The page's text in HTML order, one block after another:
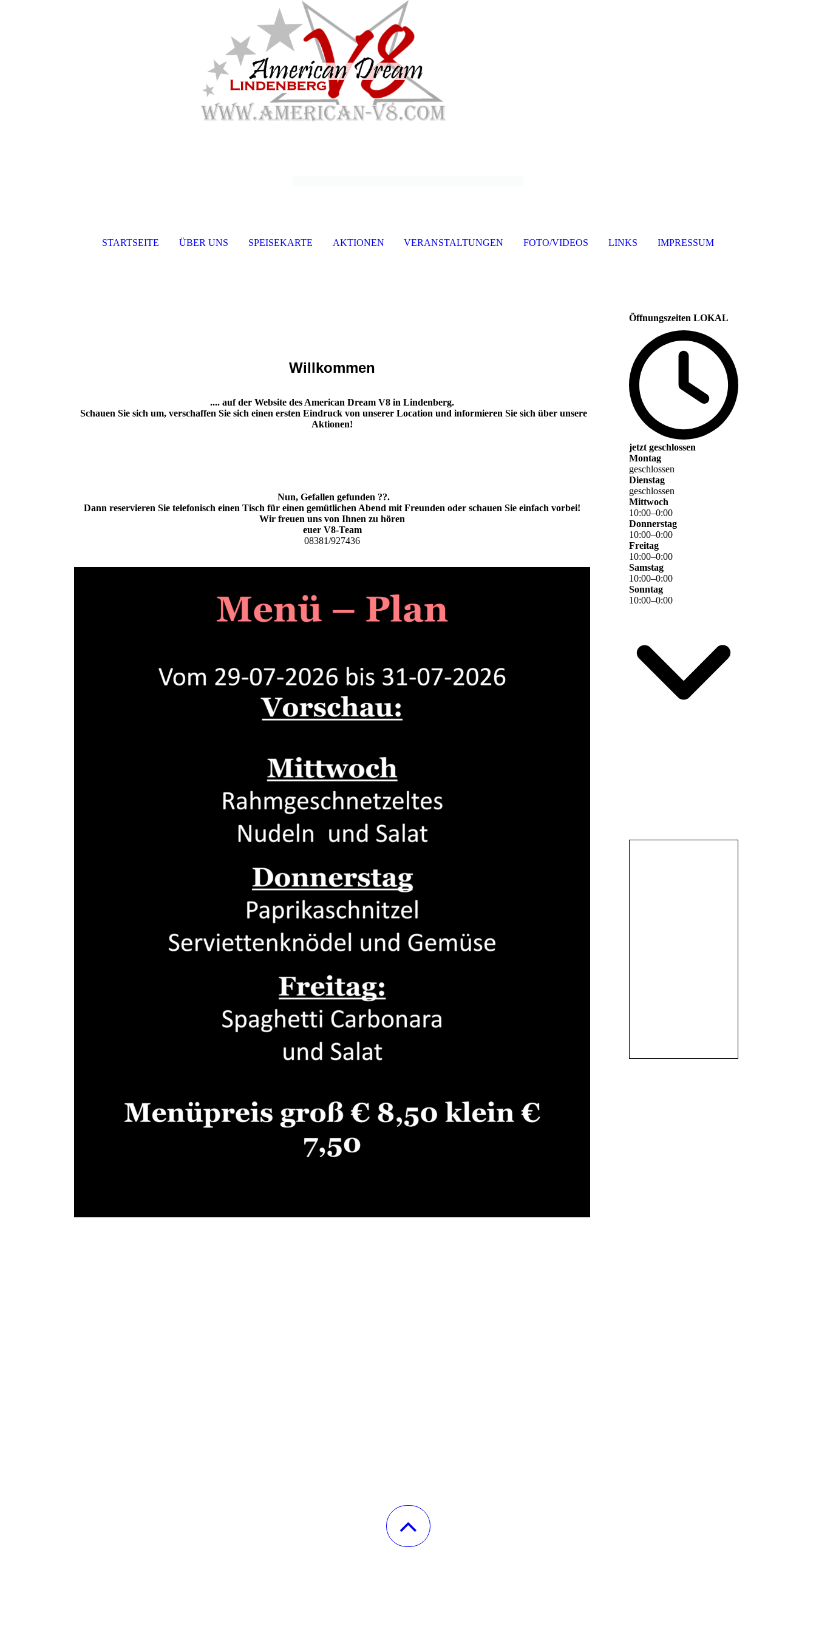
STARTSEITE ÜBER UNS SPEISEKARTE AKTIONEN VERANSTALTUNGEN FOTO/VIDEOS LINKS IMPRESSUM
Willkommen
.... auf der Website des American Dream V8 in Lindenberg.
Schauen Sie sich um, verschaffen Sie sich einen ersten Eindruck von unserer Location und informieren Sie sich über unsere
Aktionen!
Nun, Gefallen gefunden ??.
Dann reservieren Sie telefonisch einen Tisch für einen gemütlichen Abend mit Freunden oder schauen Sie einfach vorbei!
Wir freuen uns von Ihnen zu hören
euer V8-Team
08381/927436
Öffnungszeiten LOKAL
jetzt geschlossen
Montag
geschlossen
Dienstag
geschlossen
Mittwoch
10:00–0:00
Donnerstag
10:00–0:00
Freitag
10:00–0:00
Samstag
10:00–0:00
Sonntag
10:00–0:00